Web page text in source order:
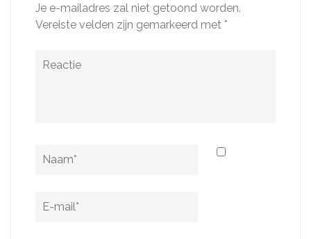
Je e-mailadres zal niet getoond worden.
Vereiste velden zijn gemarkeerd met *
Reactie
Naam
E-